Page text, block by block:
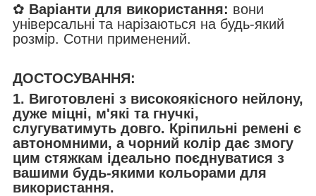
✿ Варіанти для використання: вони
універсальні та нарізаються на будь-який
розмір. Сотни применений.
ДОСТОСУВАННЯ:
1. Виготовлені з високоякісного нейлону,
дуже міцні, м'які та гнучкі,
слугуватимуть довго. Кріпильні ремені є
автономними, а чорний колір дає змогу
цим стяжкам ідеально поєднуватися з
вашими будь-якими кольорами для
використання.